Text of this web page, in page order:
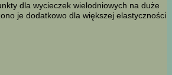
dla wycieczek wielodniowych na duże
je dodatkowo dla większej elastyczności